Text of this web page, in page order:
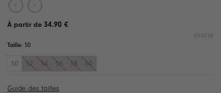
34.90 €
Taille: 50
50 52 54 56 58 60
EFFACER
Guide des tailles